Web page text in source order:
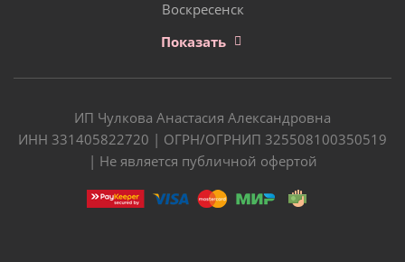
Воскресенск
Показать
ИП Чулкова Анастасия Александровна
ИНН 331405822720 | ОГРН/ОГРНИП 325508100350519
| Не является публичной офертой